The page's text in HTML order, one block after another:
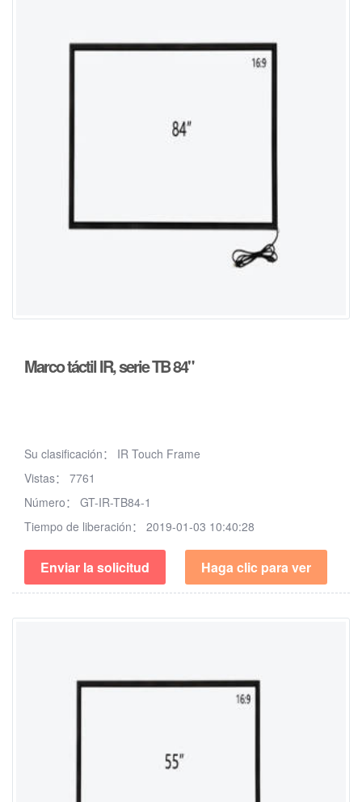
Marco táctil IR, serie TB 84"
Su clasificación： IR Touch Frame
Vistas： 7761
Número： GT-IR-TB84-1
Tiempo de liberación： 2019-01-03 10:40:28
Enviar la solicitud Haga clic para ver